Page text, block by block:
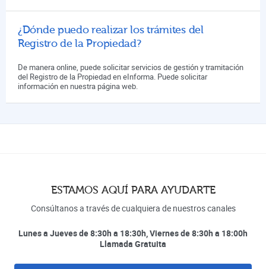
¿Dónde puedo realizar los trámites del
Registro de la Propiedad?
De manera online, puede solicitar servicios de gestión y tramitación
del Registro de la Propiedad en eInforma. Puede solicitar
información en nuestra página web.
ESTAMOS AQUÍ PARA AYUDARTE
Consúltanos a través de cualquiera de nuestros canales
Lunes a Jueves de 8:30h a 18:30h, Viernes de 8:30h a 18:00h
Llamada Gratuita